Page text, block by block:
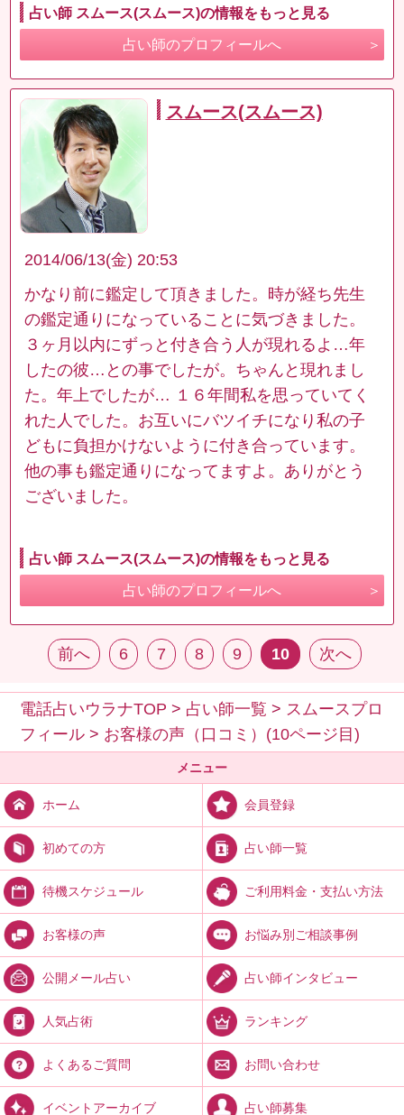
占い師 スムース(スムース)の情報をもっと見る
占い師のプロフィールへ
スムース(スムース)
2014/06/13(金) 20:53
かなり前に鑑定して頂きました。時が経ち先生
の鑑定通りになっていることに気づきました。
３ヶ月以内にずっと付き合う人が現れるよ…年
したの彼…との事でしたが。ちゃんと現れまし
た。年上でしたが… １６年間私を思っていてく
れた人でした。お互いにバツイチになり私の子
どもに負担かけないように付き合っています。
他の事も鑑定通りになってますよ。ありがとう
ございました。
占い師 スムース(スムース)の情報をもっと見る
占い師のプロフィールへ
前へ 6 7 8 9 10 次へ
電話占いウラナTOP > 占い師一覧 > スムースプロ
フィール > お客様の声（口コミ）(10ページ目)
メニュー
ホーム 会員登録
初めての方 占い師一覧
待機スケジュール ご利用料金・支払い方法
お客様の声 お悩み別ご相談事例
公開メール占い 占い師インタビュー
人気占術 ランキング
よくあるご質問 お問い合わせ
イベントアーカイブ 占い師募集